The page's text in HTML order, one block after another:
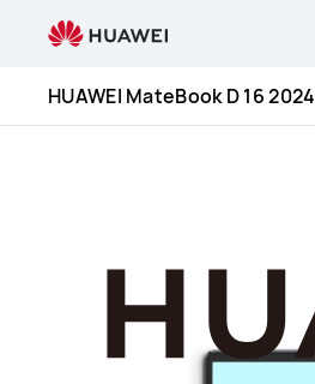
HUAWEI
MateBook
2024
HUAWEI MateBook D 16 2024